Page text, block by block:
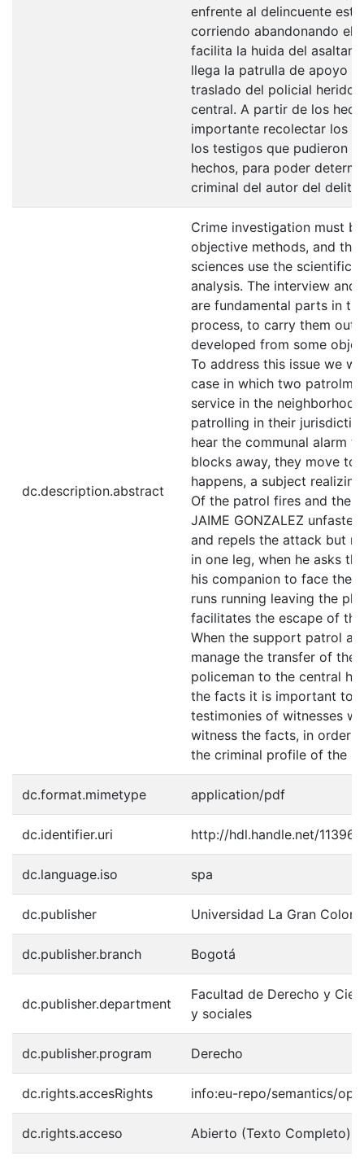
enfrente al delincuente este
corriendo abandonando el
facilita la huida del
llega la patrulla de apoyo
traslado del policial herido
central. A partir de los
importante recolectar los
los testigos que pudieron
hechos, para poder
criminal del autor del delito
dc.description.abstract
Crime investigation must
objective methods, and the
sciences use the scientific
analysis. The interview and
are fundamental parts in
process, to carry them out
developed from some
To address this issue we
case in which two
service in the
patrolling in their
hear the communal alarm
blocks away, they move to
happens, a subject
Of the patrol fires and the
JAIME GONZALEZ
and repels the attack but
in one leg, when he asks
his companion to face the
runs running leaving the
facilitates the escape of
When the support patrol
manage the transfer of the
policeman to the central
the facts it is important to
testimonies of witnesses
witness the facts, in order
the criminal profile of the
dc.format.mimetype application/pdf
dc.identifier.uri http://hdl.handle.net/11396/
dc.language.iso spa
dc.publisher Universidad La Gran
dc.publisher.branch Bogotá
dc.publisher.department
Facultad de Derecho y
y sociales
dc.publisher.program Derecho
dc.rights.accesRights info:eu-repo/semantics/
dc.rights.acceso Abierto (Texto Completo)